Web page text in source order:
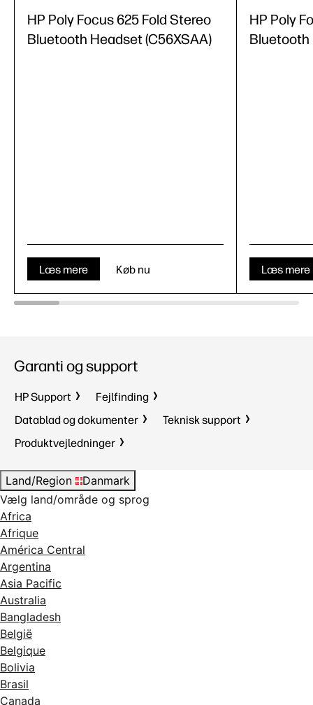
HP Poly Focus 625 Fold Stereo
Bluetooth Headset (C56XSAA)
Læs mere Køb nu
HP Poly
Bluetooth
Læs mere
Garanti og support
HP Support
Fejlfinding
Datablad og dokumenter
Teknisk support
Produktvejledninger
Land/Region
Danmark
Vælg land/område og sprog
Africa
Afrique
América Central
Argentina
Asia Pacific
Australia
Bangladesh
België
Belgique
Bolivia
Brasil
Canada